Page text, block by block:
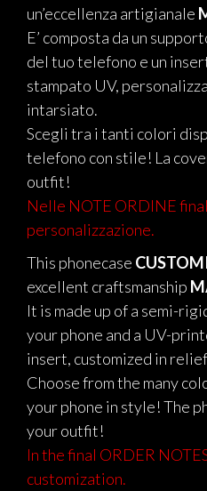
un’eccellenza artigianale
E’ composta da un
del tuo telefono e un
stampato UV,
intarsiato.
Scegli tra i tanti colori
telefono con stile! La
outfit!
Nelle NOTE ORDINE
personalizzazione.
This phonecase
excellent craftsmanship
It is made up of a semi-
your phone and a UV-
insert, customized in
Choose from the many
your phone in style! The
your outfit!
In the final ORDER
customization.